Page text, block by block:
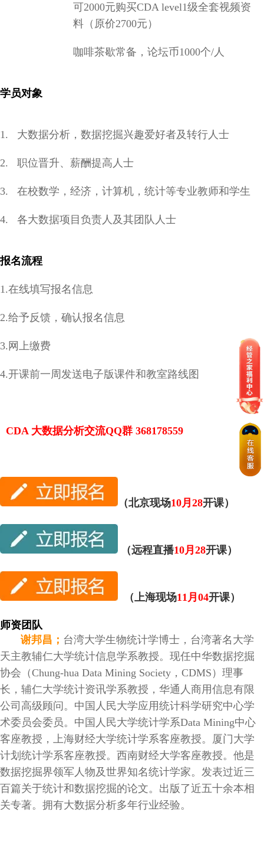
可2000元购买CDA level1级全套视频资
料（原价2700元）
咖啡茶歇常备，论坛币1000个/人
学员对象
1. 大数据分析，数据挖掘兴趣爱好者及转行人士
2. 职位晋升、薪酬提高人士
3. 在校数学，经济，计算机，统计等专业教师和学生
4. 各大数据项目负责人及其团队人士
报名流程
1.在线填写报名信息
2.给予反馈，确认报名信息
3.网上缴费
4.开课前一周发送电子版课件和教室路线图
CDA 大数据分析交流QQ群 368178559
（北京现场10月28开课）
（远程直播10月28开课）
（上海现场11月04开课）
师资团队
谢邦昌； 台湾大学生物统计学博士，台湾著名大学
天主教辅仁大学统计信息学系教授。现任中华数据挖掘
协会（Chung-hua Data Mining Society，CDMS）理事
长，辅仁大学统计资讯学系教授，华通人商用信息有限
公司高级顾问。中国人民大学应用统计科学研究中心学
术委员会委员。中国人民大学统计学系Data Mining中心
客座教授，上海财经大学统计学系客座教授。厦门大学
计划统计学系客座教授。西南财经大学客座教授。他是
数据挖掘界领军人物及世界知名统计学家。发表过近三
百篇关于统计和数据挖掘的论文。出版了近五十余本相
关专著。拥有大数据分析多年行业经验。